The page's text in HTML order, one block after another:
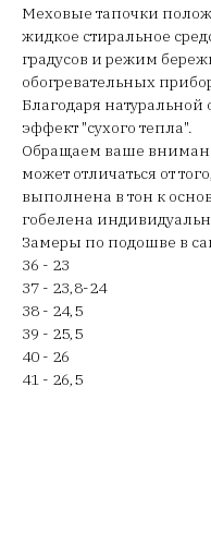
Меховые тапочки
жидкое стиральное
градусов и режим
обогревательных
Благодаря натуральной
эффект "сухого тепла".
Обращаем ваше
может отличаться от
выполнена в тон к
гобелена
Замеры по подошве в
36 - 23
37 - 23,8-24
38 - 24,5
39 - 25,5
40 - 26
41 - 26,5